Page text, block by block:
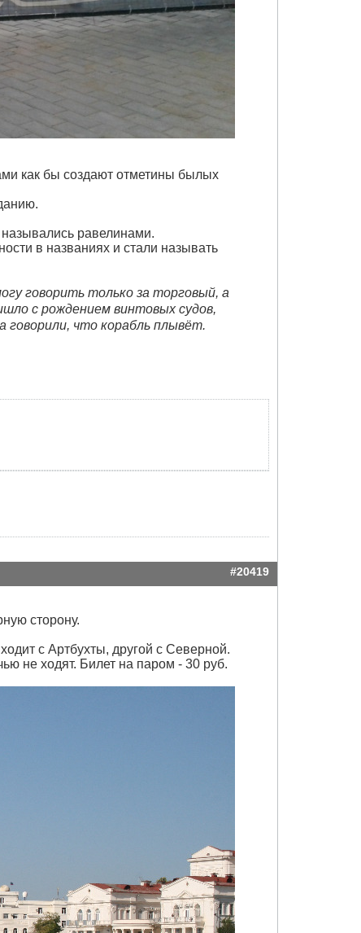
как бы создают отметины былых
равелинами.
в названиях и стали называть
говорить только за торговый, а
с рождением винтовых судов,
говорили, что корабль плывёт.
#20419
сторону.
с Артбухты, другой с Северной.
не ходят. Билет на паром - 30 руб.